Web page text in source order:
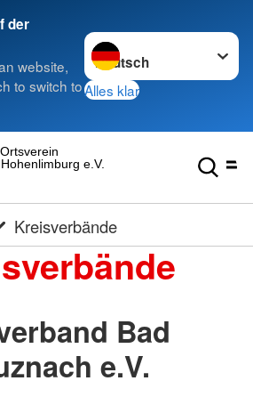
der
website,
to switch to
Sprache wechseln zu
Alles klar
Hohenlimburg e.V.
Ortsverein
Kreisverbände
Bad
e.V.